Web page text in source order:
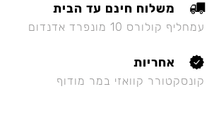
משלוח חינם עד הבית
עמחליף קולורס 10 מונפרד אדנדום
אחריות
קונסקטורר קוואזי במר מודוף